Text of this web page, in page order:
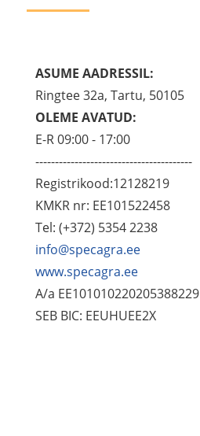
ASUME AADRESSIL:
Ringtee 32a, Tartu, 50105
OLEME AVATUD:
E-R 09:00 - 17:00
----------------------------------------
Registrikood:12128219
KMKR nr: EE101522458
Tel: (+372) 5354 2238
info@specagra.ee
www.specagra.ee
A/a EE101010220205388229
SEB BIC: EEUHUEE2X